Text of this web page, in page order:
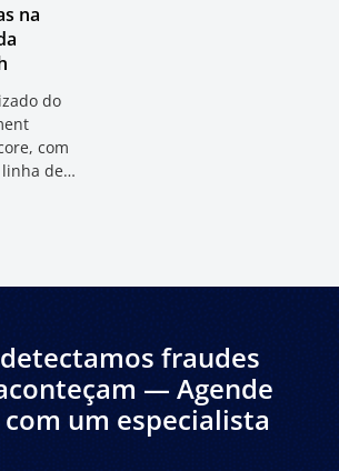
na
do
com
de
a
fraudes
— Agende
com um especialista